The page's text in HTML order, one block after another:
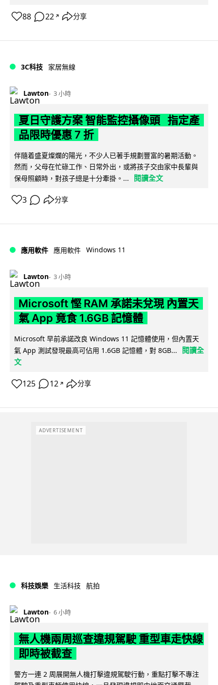
88 22 ↗ 分享
3C科技 家居無線
Lawton 3 小時
夏日守護方案 智能監控攝像頭 指定產
品限時優惠 7 折
伴隨着盛夏燦爛的陽光，不少人已著手規劃豐富的暑期活動。
然而，父母在忙碌工作、日常外出，或將孩子交由家中長輩與
保母照顧時，對孩子總是十分牽掛。...
閱讀全文
3 分享
應用軟件 應用軟件 Windows 11
Lawton 3 小時
Microsoft 慳 RAM 承諾未兌現 內置天
氣 App 竟食 1.6GB 記憶體
Microsoft 早前承諾改良 Windows 11 記憶體使用，但內置天
氣 App 測試發現最高可佔用 1.6GB 記憶體，對 8GB...
閱讀全
文
125 12 ↗ 分享
ADVERTISEMENT
科技娛樂 生活科技 航拍
Lawton 6 小時
無人機兩周巡查違規駕駛 重型車走快線
即時被截查
警方一連 2 周展開無人機打擊違規駕駛行動，重點打擊不專注